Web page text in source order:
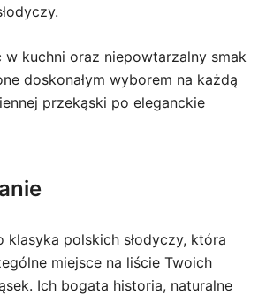
w kuchni oraz niepowtarzalny smak
doskonałym wyborem na każdą
przekąski po eleganckie
polskich słodyczy, która
miejsce na liście Twoich
Ich bogata historia, naturalne